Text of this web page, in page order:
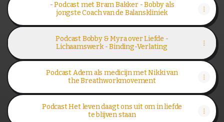
- Podcast met Bram Bakker - Bobby als
jongste Coach van de Balanskliniek
Podcast Bobby & Myra over Liefde -
Lichaamswerk - Binding-Verlating
Podcast Adem als medicijn met Nikki van
the Breathworkmovement
Podcast Het leven daagt ons uit om in liefde
te blijven staan